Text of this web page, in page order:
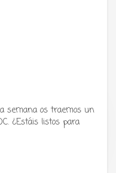
manga,
ツ
semana os traemos un
¿Estáis listos para